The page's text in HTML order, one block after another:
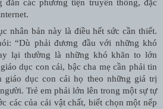
đắn các phương tiện truyền thông, đặc
nhân bản này là điều hết sức cần thiết.
“Dù phải đương đầu với những khó
lại thường là những khó khăn to lớn
dục con cái, bậc cha mẹ cần phải tin
giáo dục con cái họ theo những giá trị
Trẻ em phải lớn lên trong một sự tự
các của cải vật chất, biết chọn một nếp